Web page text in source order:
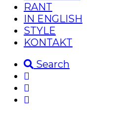
RANT
IN ENGLISH
STYLE
KONTAKT
Search